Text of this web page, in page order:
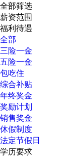
全部筛选
薪资范围
福利待遇
全部
三险一金
五险一金
包吃住
综合补贴
年终奖金
奖励计划
销售奖金
休假制度
法定节假日
学历要求